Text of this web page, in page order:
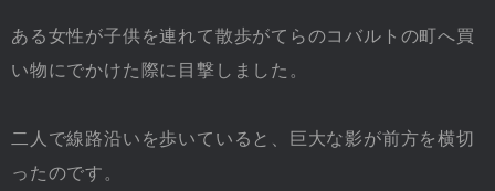
ある女性が子供を連れて散歩がてらのコバルトの町へ買
い物にでかけた際に目撃しました。
二人で線路沿いを歩いていると、巨大な影が前方を横切
ったのです。